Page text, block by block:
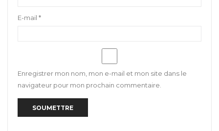
E-mail *
Enregistrer mon nom, mon e-mail et mon site dans le
navigateur pour mon prochain commentaire.